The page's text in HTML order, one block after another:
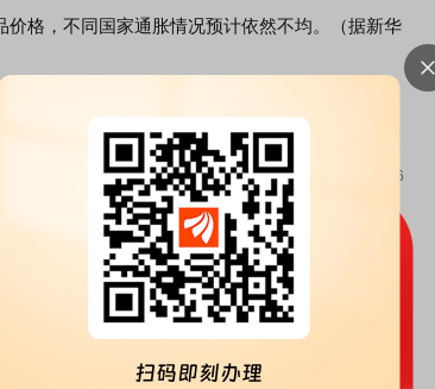
格，不同国家通胀情况预计依然不均。（据新华
责任编辑：156
关，不构成投资建议。据此操作，风险自担。